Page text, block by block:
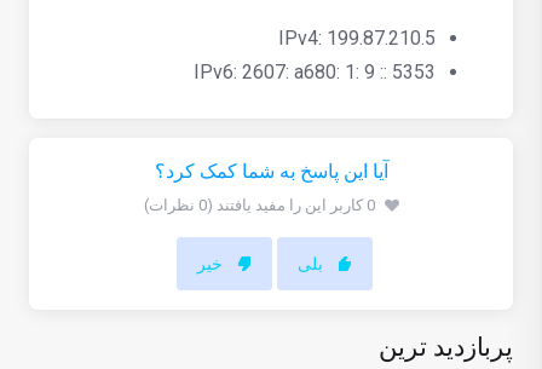
IPv4: 199.87.210.5
IPv6: 2607: a680: 1: 9 :: 5353
آیا این پاسخ به شما کمک کرد؟
0 کاربر این را مفید یافتند (0 نظرات)
بلی خیر
پربازدید ترین